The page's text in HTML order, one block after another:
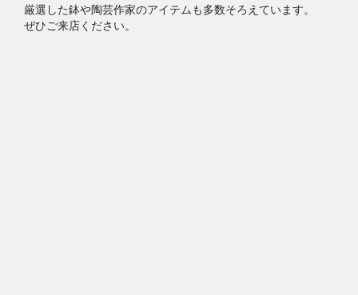
厳選した鉢や陶芸作家のアイテムも多数そろえています。
ぜひご来店ください。